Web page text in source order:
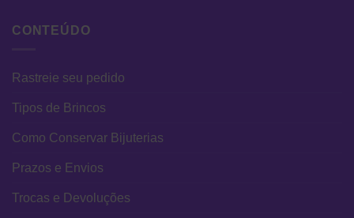
CONTEÚDO
Rastreie seu pedido
Tipos de Brincos
Como Conservar Bijuterias
Prazos e Envios
Trocas e Devoluções